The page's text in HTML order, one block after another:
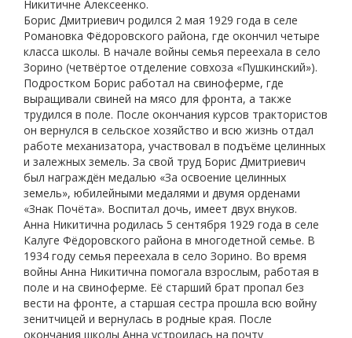
Никитичне Алексеенко.
Борис Дмитриевич родился 2 мая 1929 года в селе
Романовка Фёдоровского района, где окончил четыре
класса школы. В начале войны семья переехала в село
Зорино (четвёртое отделение совхоза «Пушкинский»).
Подростком Борис работал на свиноферме, где
выращивали свиней на мясо для фронта, а также
трудился в поле. После окончания курсов трактористов
он вернулся в сельское хозяйство и всю жизнь отдал
работе механизатора, участвовал в подъёме целинных
и залежных земель. За свой труд Борис Дмитриевич
был награждён медалью «За освоение целинных
земель», юбилейными медалями и двумя орденами
«Знак Почёта». Воспитал дочь, имеет двух внуков.
Анна Никитична родилась 5 сентября 1929 года в селе
Калуге Фёдоровского района в многодетной семье. В
1934 году семья переехала в село Зорино. Во время
войны Анна Никитична помогала взрослым, работая в
поле и на свиноферме. Её старший брат пропал без
вести на фронте, а старшая сестра прошла всю войну
зенитчицей и вернулась в родные края. После
окончания школы Анна устроилась на почту